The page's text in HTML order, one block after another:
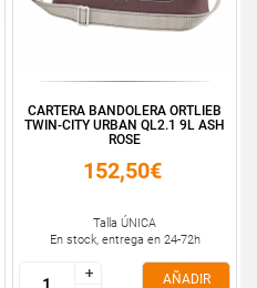
CARTERA BANDOLERA ORTLIEB
TWIN-CITY URBAN QL2.1 9L ASH
ROSE
152,50€
Talla ÚNICA
En stock, entrega en 24-72h
+
+
AÑADIR